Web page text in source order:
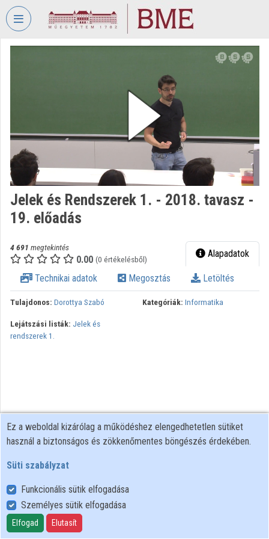
Fejléc kihagyása Menü kihagyása Tartalom kihagyása
EGYETEM
Intézményi kezdőlap
Intézményi felfedezés
Kategóriák
Intézmények
Közreműködők
Jelek és Rendszerek 1. - 2018. tavasz -
19. előadás
4 691 megtekintés
0.00 (0 értékelésből) Alapadatok
Technikai adatok Megosztás Letöltés
Tulajdonos: Dorottya Szabó Kategóriák: Informatika
Lejátszási listák: Jelek és
rendszerek 1.
Felhasználói szabályzat
Adatkezelési tájékoztató
Süti szabályzat
Ez a weboldal kizárólag a működéshez elengedhetetlen sütiket
használ a biztonságos és zökkenőmentes böngészés érdekében.
Süti szabályzat
Funkcionális sütik elfogadása
Személyes sütik elfogadása
Elfogad Elutasít